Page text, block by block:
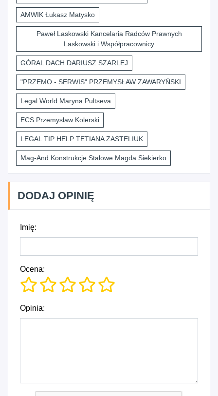
AMWIK Łukasz Matysko
Paweł Laskowski Kancelaria Radców Prawnych
Laskowski i Współpracownicy
GÓRAL DACH DARIUSZ SZARLEJ
"PRZEMO - SERWIS" PRZEMYSŁAW ZAWARYŃSKI
Legal World Maryna Pultseva
ECS Przemysław Kolerski
LEGAL TIP HELP TETIANA ZASTELIUK
Mag-And Konstrukcje Stalowe Magda Siekierko
DODAJ OPINIĘ
Imię:
Ocena:
Opinia: